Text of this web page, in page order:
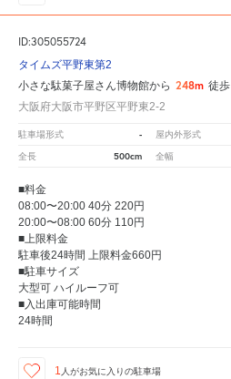
ID:305055724
タイムズ平野東第2
小さな駄菓子屋さん博物館から 248m 徒歩
大阪府大阪市平野区平野東2-2
駐車場形式 - 屋内外形式
全長 500cm 全幅
■料金
08:00〜20:00 40分 220円
20:00〜08:00 60分 110円
■上限料金
駐車後24時間 上限料金660円
■駐車サイズ
大型可 ハイルーフ可
■入出庫可能時間
24時間
1 人がお気に入りの駐車場